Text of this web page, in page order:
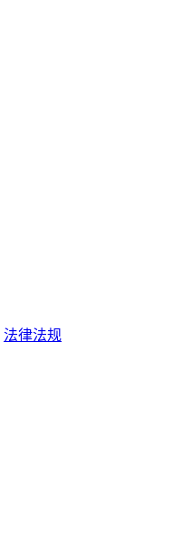
法律法规